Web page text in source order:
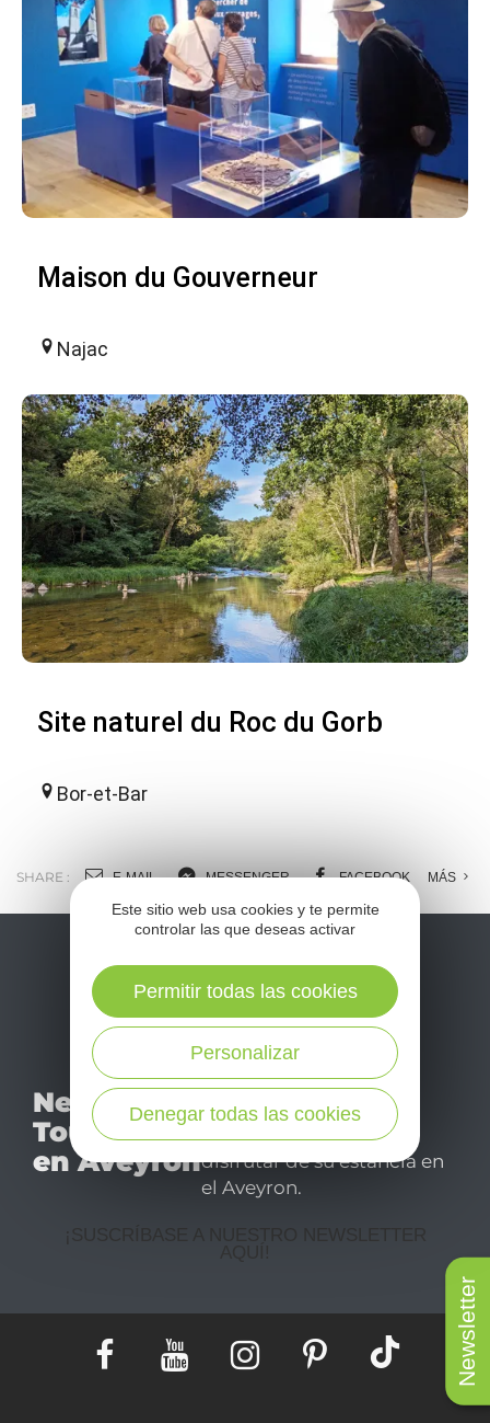
Newsletter
Maison du Gouverneur
Najac
Site naturel du Roc du Gorb
Bor-et-Bar
SHARE : E-MAIL MESSENGER FACEBOOK MÁS
Newsletter
Tourismo
en Aveyron
No se pierda nuestro
mensual newsletter y
déjese inspirar para
disfrutar de su estancia en
el Aveyron.
¡SUSCRÍBASE A NUESTRO NEWSLETTER
Este sitio web usa cookies y te permite
controlar las que deseas activar
Denegar todas las cookies
Personalizar
Permitir todas las cookies